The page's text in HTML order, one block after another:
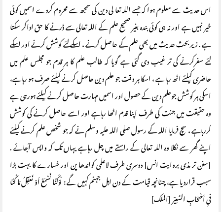
اس حدیث سے معلوم ہوا کہ جسے اللہ تعا لی دین کی سمجھ سے محروم کردے اسمیں کوئی
خیر نہیں ہے اور نہ ہی کوئی بندہ بغیر صحیح علم کے اللہ تعالی سے ڈرنے کا حق اداکر سکتا
ہے . زیر بحث حدیث میں بھی علم کے حاصل کرنے ، اسکے لئے کوشش کرنے اور اسکے
لئے سفرکرنے کی تر غیب دی گئی ہے گویا کہ طالب علم کا ہر قدم جو مجلس علم میں
حاضری کیلئے اٹھ رہا ہے ، اسکا ہر وقت جو علم دین حاصل کرنے کیلئے صرف ہو رہاہے،
اسکی ہر کوشش جوعلم دین کے حصول اور اسمیں مہارت حاصل کرنے کیلئے ہورہی ہے
وہ حقیقت میں جنت کی طرف اپنا قدم اٹھا رہاہے اور اسے حاصل کرنے کی کوشش
کررہاہے ، سچ فرمایا اللہ کے رسول صلی اللہ علیہ وسلم نے کہ جو شخص علم کرنے کیلئے
اپنے گھر سے نکلا وہ اللہ تعالی کے راستے میں چل رہاہے یہاں تک کہ واپس آجائے .
[سنن تر مذی بروایت انس] دوسری طرف لاعلمی کواندھا پن اور خسارے کا بہت بڑا
سبب قراردیا ہے، چنانچہ قیامت کے دن اہل جہنم کہیں گے : لَوْکُنَّا نَسْمَعُ اَوْ نَعْقِلُ مَا کُنَّا
فیِ اَصْحَابِ السَّعِیْر [الملک]